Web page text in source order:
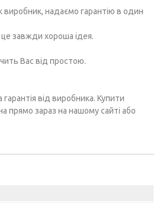
виробник, надаємо гарантію в один
завжди хороша ідея.
Вас від простою.
від виробника. Купити
прямо зараз на нашому сайті або